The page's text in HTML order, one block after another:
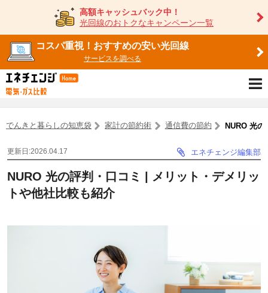
高額キャッシュバック中！
光回線のおトクなキャンペーン一覧
コスパ重視！おすすめの安い光回線
サービスを調べる
でんきと暮らしの知恵袋 家計の節約術 通信費の節約 NURO 光の
更新日:2026.04.17 エネチェンジ編集部
NURO 光の評判・口コミ | メリット・デメリッ
トや他社比較も紹介